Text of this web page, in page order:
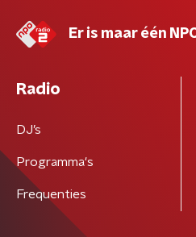
Er is maar één
Radio
DJ’s
Programma's
Frequenties